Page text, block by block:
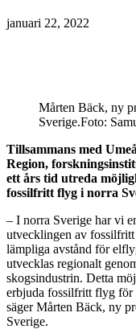
januari 22, 2022
Mårten Bäck, ny
Sverige.Foto:
Tillsammans med
Region,
ett års tid utreda
fossilfritt flyg i norra
– I norra Sverige har vi
utvecklingen av
lämpliga avstånd för
utvecklas regionalt
skogsindustrin. Detta
erbjuda fossilfritt flyg för
säger Mårten Bäck, ny
Sverige.